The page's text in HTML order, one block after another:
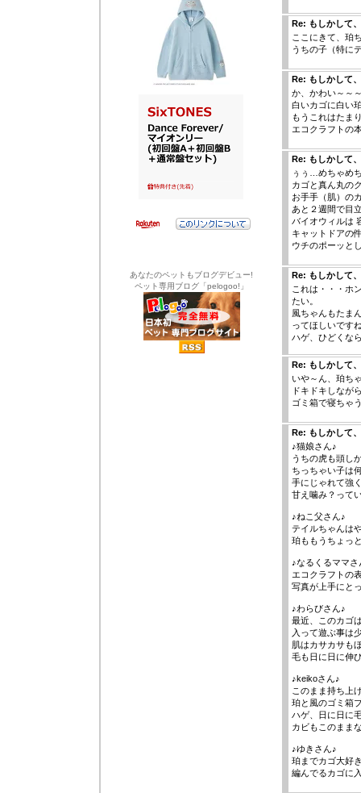
あなたのペットもブログデビュー!
ペット専用ブログ「pelogoo!」
Re: もしかして
ここにきて、珀
うちの子（特に
Re: もしかして
か、かわい～～
白いカゴに白い
もうこれはたま
エコクラフトの
Re: もしかして
ぅぅ…めちゃめ
カゴと真ん丸の
お手手（肌）の
あと２週間で目
バイオウィルは
キャットドアの
ウチのポーッと
Re: もしかして
これは・・・ホ
たい。
風ちゃんもたま
ってほしいです
ハゲ、ひどくな
Re: もしかして
いや～ん、珀ち
ドキドキしなが
ゴミ箱で寝ちゃ
Re: もしかして
♪猫娘さん♪
うちの虎も頭し
ちっちゃい子は
手にじゃれて強
甘え噛み？って
♪ねこ父さん♪
テイルちゃんは
珀ももうちょっ
♪なるくるママさ
エコクラフトの
写真が上手にと
♪わらびさん♪
最近、このカゴ
入って遊ぶ事は
肌はカサカサも
毛も日に日に伸
♪keikoさん♪
このまま持ち上
珀と風のゴミ箱
ハゲ、日に日に
カビもこのまま
♪ゆきさん♪
珀までカゴ大好
編んでるカゴに